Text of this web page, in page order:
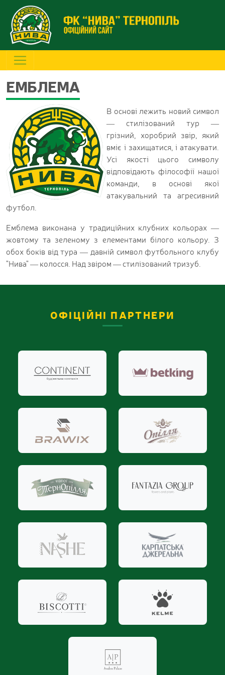
ЕМБЛЕМА
В основі лежить новий символ
— стилізований тур —
грізний, хоробрий звір, який
вміє і захищатися, і атакувати.
Усі якості цього символу
відповідають філософії нашої
команди, в основі якої
атакувальний та агресивний
футбол.
Емблема виконана у традиційних клубних кольорах —
жовтому та зеленому з елементами білого кольору. З
обох боків від тура — давній символ футбольного клубу
"Нива" — колосся. Над звіром — стилізований тризуб.
ОФІЦІЙНІ ПАРТНЕРИ